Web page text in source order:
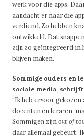
werk voor die apps.
aandacht er naar die
verdiend. Zo hebben
ontwikkeld. Dat
zijn zo geïntegreerd in
blijven maken.”
Sommige ouders en
sociale media,
“Ik heb ervoor gekozen
docenten en leraren,
Sommigen zijn out of
daar allemaal gebeurt.